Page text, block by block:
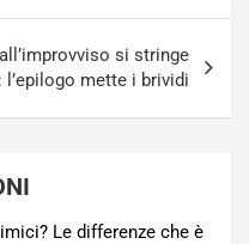
si stringe
mette i brividi
Le differenze che è